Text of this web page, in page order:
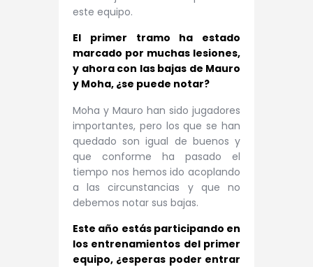
este equipo.
El primer tramo ha estado
marcado por muchas lesiones,
y ahora con las bajas de Mauro
y Moha, ¿se puede notar?
Moha y Mauro han sido jugadores
importantes, pero los que se han
quedado son igual de buenos y
que conforme ha pasado el
tiempo nos hemos ido acoplando
a las circunstancias y que no
debemos notar sus bajas.
Este año estás participando en
los entrenamientos del primer
equipo, ¿esperas poder entrar